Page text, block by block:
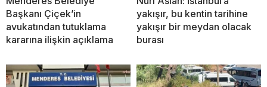
Başkanı Çiçek’in
avukatından tutuklama
kararına ilişkin açıklama
yakışır, bu kentin tarihine
yakışır bir meydan olacak
burası